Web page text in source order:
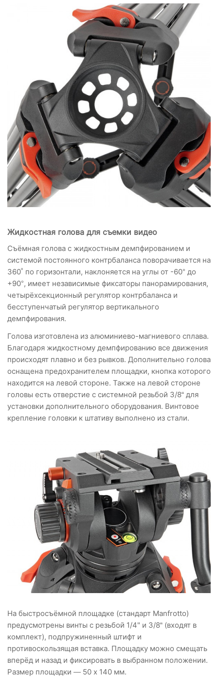
Жидкостная голова для съемки видео
Съёмная голова с жидкостным демпфированием и
системой постоянного контрбаланса поворачивается на
360˚ по горизонтали, наклоняется на углы от -60° до
+90°, имеет независимые фиксаторы панорамирования,
четырёхсекционный регулятор контрбаланса и
бесступенчатый регулятор вертикального
демпфирования.
Голова изготовлена из алюминиево-магниевого сплава.
Благодаря жидкостному демпфированию все движения
происходят плавно и без рывков. Дополнительно голова
оснащена предохранителем площадки, кнопка которого
находится на левой стороне. Также на левой стороне
головы есть отверстие с системной резьбой 3/8“ для
установки дополнительного оборудования. Винтовое
крепление головки к штативу выполнено из стали.
На быстросъёмной площадке (стандарт Manfrotto)
предусмотрены винты c резьбой 1/4" и 3/8“ (входят в
комплект), подпружиненный штифт и
противоскользящая вставка. Площадку можно смещать
вперёд и назад и фиксировать в выбранном положении.
Размер площадки — 50 х 140 мм.